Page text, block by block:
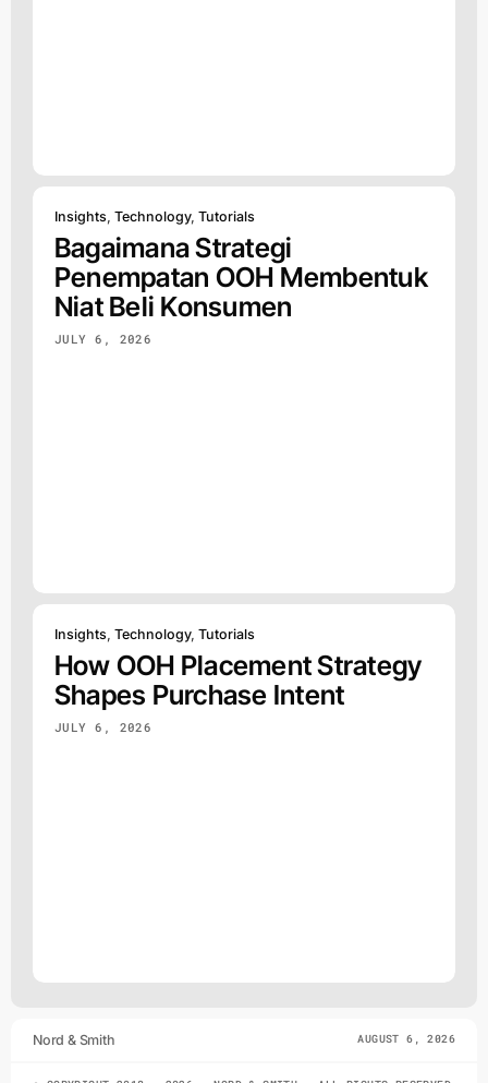
Insights Technology, Tutorials
Bagaimana Strategi
Penempatan OOH Membentuk
Niat Beli Konsumen
JULY 6, 2026
Insights, Technology, Tutorials
How OOH Placement Strategy
Shapes Purchase Intent
JULY 6, 2026
Nord & Smith AUGUST 6, 2026